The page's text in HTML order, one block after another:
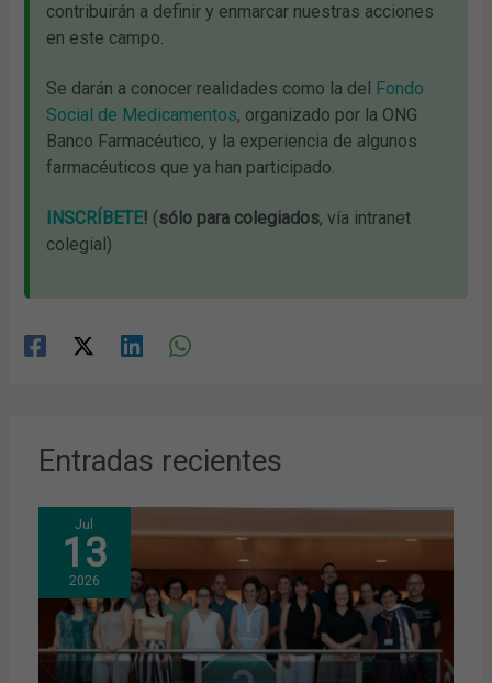
contribuirán a definir y enmarcar nuestras acciones
en este campo.
Se darán a conocer realidades como la del Fondo
Social de Medicamentos, organizado por la ONG
Banco Farmacéutico, y la experiencia de algunos
farmacéuticos que ya han participado.
INSCRÍBETE! (sólo para colegiados, vía intranet
colegial)
Entradas recientes
Jul
13
2026